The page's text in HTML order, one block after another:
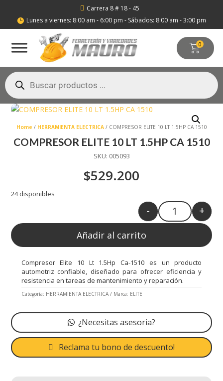
 Carrera 8 # 18 - 45
 Lunes a viernes: 8:00 am - 6:00 pm - Sábados: 8:00 am - 3:00 pm
0
Búsqueda
de
productos
Home / HERRAMIENTA ELECTRICA/ COMPRESOR ELITE 10 LT 1.5HP CA 1510
COMPRESOR ELITE 10 LT 1.5HP CA 1510
SKU: 005093
$529.200
24 disponibles
Quantity
- +
Añadir al carrito
Compresor Elite 10 Lt 1.5Hp Ca-1510 es un producto
automotriz confiable, diseñado para ofrecer eficiencia y
resistencia en tareas de mantenimiento y reparación.
Categoría: HERRAMIENTA ELECTRICA Marca: ELITE
¿Necesitas asesoria?
Reclama tu bono de descuento!